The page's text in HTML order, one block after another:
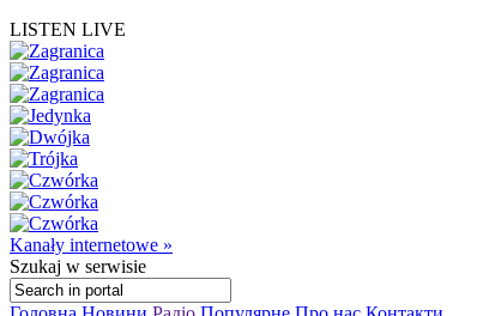
LISTEN LIVE
Kanały internetowe »
Szukaj w serwisie